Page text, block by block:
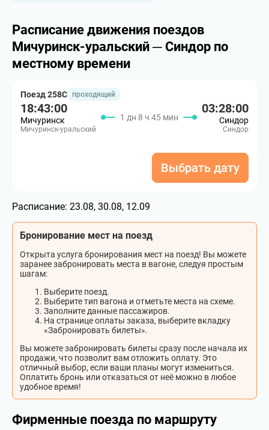
Расписание движения поездов
Мичуринск-уральский ─ Синдор по
местному времени
Поезд 258С проходящий
18:43:00
Мичуринск
Мичуринск-уральский
1 дн 8 ч 45 мин
03:28:00
Синдор
Синдор
Выбрать дату
Расписание: 23.08, 30.08, 12.09
Бронирование мест на поезд
Открыта услуга бронирования мест на поезд! Вы можете
заранее забронировать места в вагоне, следуя простым
шагам:
Выберите поезд.
Выберите тип вагона и отметьте места на схеме.
Заполните данные пассажиров.
На странице оплаты заказа, выберите вкладку
«Забронировать билеты».
Вы можете забронировать билеты сразу после начала их
продажи, что позволит вам отложить оплату. Это
отличный выбор, если ваши планы могут измениться.
Оплатить бронь или отказаться от неё можно в любое
удобное время!
Фирменные поезда по маршруту